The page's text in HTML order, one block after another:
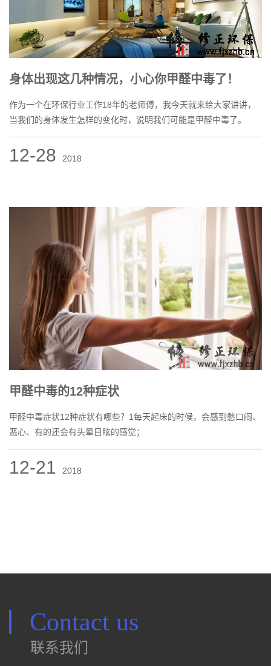
身体出现这几种情况，小心你甲醛中毒了！
作为一个在环保行业工作18年的老师傅，我今天就来给大家讲讲，
当我们的身体发生怎样的变化时，说明我们可能是甲醛中毒了。
12-28 2018
甲醛中毒的12种症状
甲醛中毒症状12种症状有哪些？1每天起床的时候，会感到憋口闷、
恶心、有的还会有头晕目眩的感觉；
12-21 2018
Contact us
联系我们